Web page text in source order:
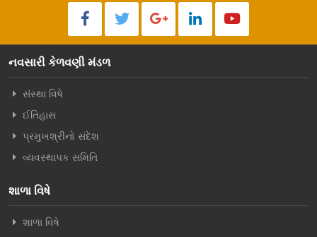
નવસારી કેળવણી મંડળ
સંસ્થા વિષે
ઈતિહાસ
પ્રમુખશ્રીનો સંદેશ
વ્યવસ્થાપક સમિતિ
શાળા વિષે
શાળા વિષે